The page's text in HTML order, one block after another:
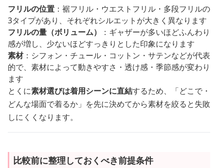
フリルの位置 ：裾フリル・ウエストフリル・多段フリルの
3タイプがあり、それぞれシルエットが大きく異なります
フリルの量（ボリューム）
：ギャザーが多いほどふんわり
感が増し、少ないほどすっきりとした印象になります
素材：シフォン・チュール・コットン・サテンなどが代表
的で、素材によって動きやすさ・透け感・季節感が変わり
ます
とくに素材選びは着用シーンに直結するため、「どこで・
どんな場面で着るか」を先に決めてから素材を絞ると失敗
しにくくなります。
比較前に整理しておくべき前提条件